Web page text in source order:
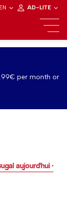
EN AD-LITE
per month or
aujourd'hui - 03/